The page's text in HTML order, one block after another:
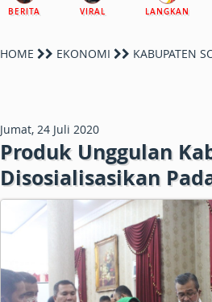
BERITA VIRAL LANGKAN
HOME EKONOMI KABUPATEN
Jumat, 24 Juli 2020
Produk Unggulan
Disosialisasikan